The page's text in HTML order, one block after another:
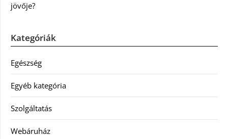
jövője?
Kategóriák
Egészség
Egyéb kategória
Szolgáltatás
Webáruház